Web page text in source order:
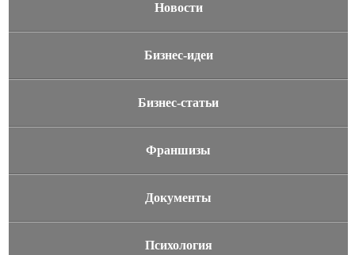
Новости
Бизнес-идеи
Бизнес-статьи
Франшизы
Документы
Психология